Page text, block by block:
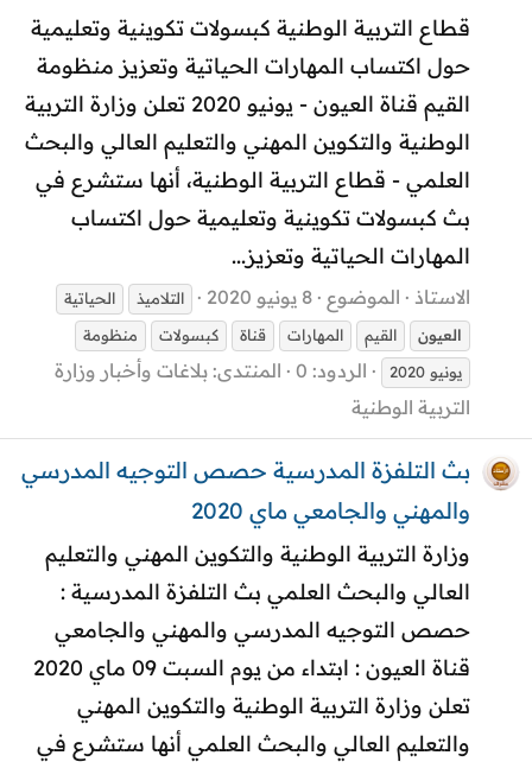
قطاع التربية الوطنية كبسولات تكوينية وتعليمية
حول اكتساب المهارات الحياتية وتعزيز منظومة
القيم قناة العيون - يونيو 2020 تعلن وزارة التربية
الوطنية والتكوين المهني والتعليم العالي والبحث
العلمي - قطاع التربية الوطنية، أنها ستشرع في
بث كبسولات تكوينية وتعليمية حول اكتساب
المهارات الحياتية وتعزيز...
الاستاذ الموضوع 8 يونيو 2020 التلاميذ
الحياتية
العيون
القيم المهارات قناة كبسولات
منظومة
يونيو 2020
الردود: 0 المنتدى: بلاغات وأخبار وزارة
التربية الوطنية
بث التلفزة المدرسية حصص التوجيه المدرسي
والمهني والجامعي ماي 2020
وزارة التربية الوطنية والتكوين المهني والتعليم
العالي والبحث العلمي بث التلفزة المدرسية :
حصص التوجيه المدرسي والمهني والجامعي
قناة العيون : ابتداء من يوم السبت 09 ماي 2020
تعلن وزارة التربية الوطنية والتكوين المهني
والتعليم العالي والبحث العلمي أنها ستشرع في